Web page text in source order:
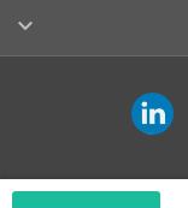
linkedin